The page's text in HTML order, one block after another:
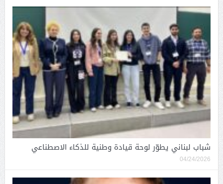
شباب لبناني يطوّر لوحة قيادة وطنية للذكاء الاصطناعي
04/24/2026